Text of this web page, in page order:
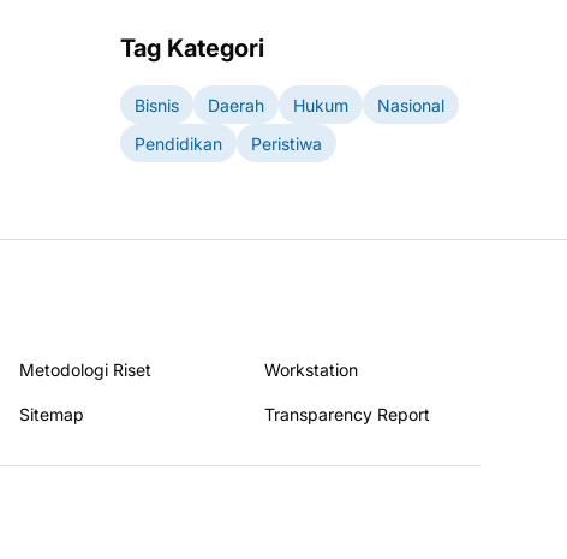
Tag Kategori
Bisnis Daerah Hukum
Nasional
Pendidikan
Peristiwa
Metodologi Riset Workstation
Sitemap Transparency Report